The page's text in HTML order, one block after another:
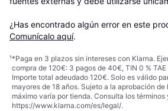
¿Has encontrado algún error en este
Comunícalo aquí.
¹*Paga en 3 plazos sin intereses con Klarna.
compra de 120€: 3 pagos de 40€, TIN 0 %
Importe total adeudado 120€. Solo es válido
mayores de 18 años. Sujeto a la aprobación de
máximo varía por tienda. Consulta los
https://www.klarna.com/es/legal/.